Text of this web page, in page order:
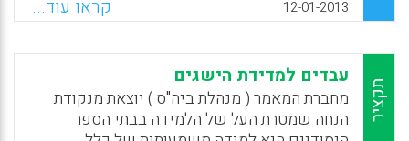
הרפורמות שלה, ובתחילת המאה העשרים ואחת
אימצה אותו מערכת החינוך הישראלית בהתלהבות
בהתאם להמלצות ועדת דוברת. אבל אנחנו, בניגוד
לאמריקאים, לא ליווינו את יישום רעיון
האחריותיות במחקר מתאים שיבדוק את יעילותו (
דוד נבו) .
12-01-2013 קראו עוד...
תקציר
עבדים למדידת הישגים
מחברת המאמר ( מנהלת ביה"ס ) יוצאת מנקודת
הנחה שמטרת העל של הלמידה בבתי הספר